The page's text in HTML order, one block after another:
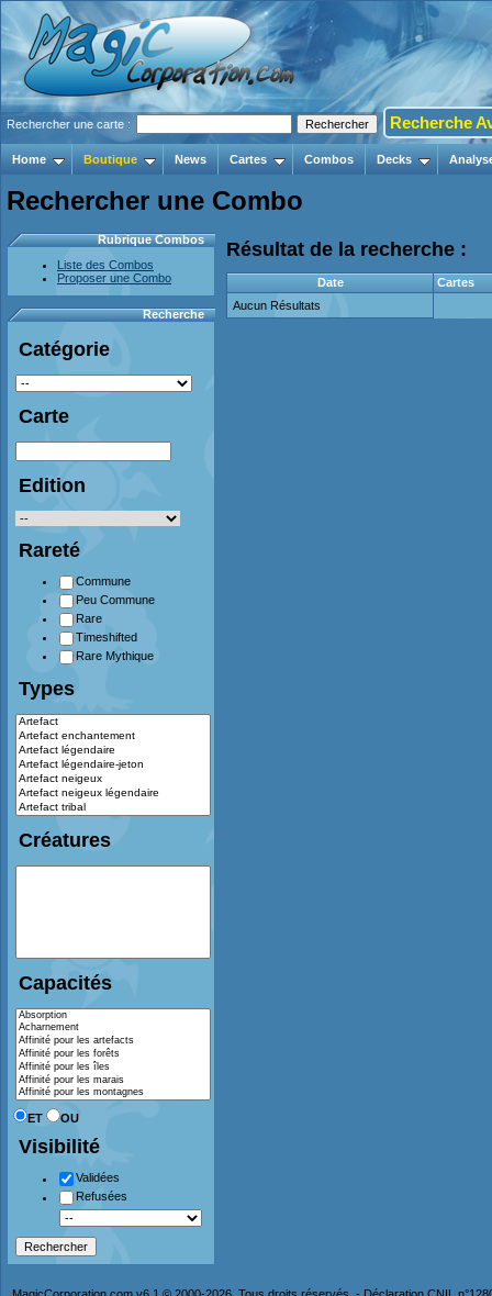
Rechercher une carte : Recherche
Home Boutique News Cartes Combos Decks
Rechercher une Combo
Rubrique Combos
Liste des Combos
Proposer une Combo
Recherche
Catégorie
Carte
Edition
Rareté
Commune
Peu Commune
Rare
Timeshifted
Rare Mythique
Types
Créatures
Capacités
ET OU
Visibilité
Validées
Refusées
Résultat de la recherche :
Date
Cartes
Aucun Résultats